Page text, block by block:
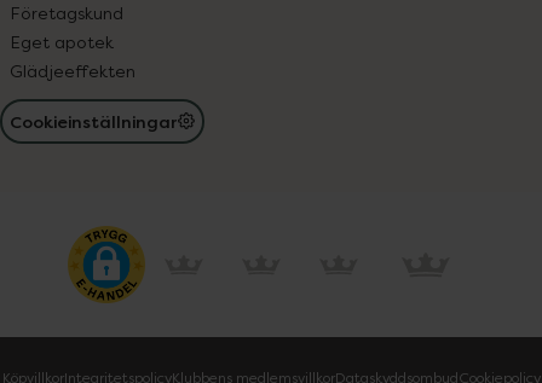
Företagskund
Eget apotek
Glädjeeffekten
Cookieinställningar
KöpvillkorIntegritetspolicyKlubbens medlemsvillkorDataskyddsombudCookiepolicy